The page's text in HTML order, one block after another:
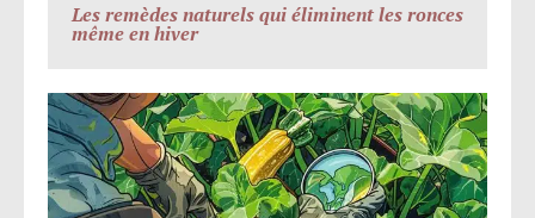
Les remèdes naturels qui éliminent les ronces
même en hiver